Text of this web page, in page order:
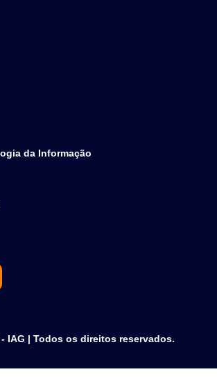
da Informação
IAG | Todos os direitos reservados.